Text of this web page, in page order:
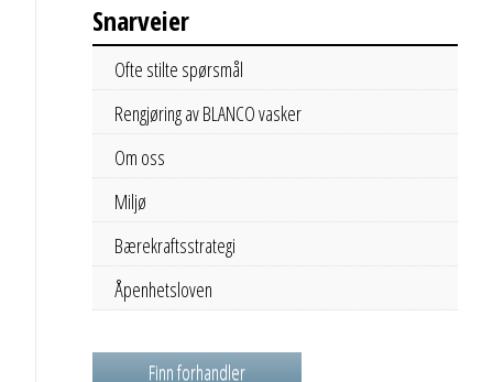
Snarveier
Ofte stilte spørsmål
Rengjøring av BLANCO vasker
Om oss
Miljø
Bærekraftsstrategi
Åpenhetsloven
Finn forhandler